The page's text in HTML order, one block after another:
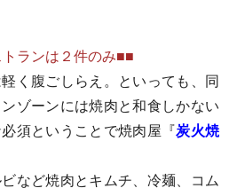
ランは２件のみ■■
く腹ごしらえ。といっても、同
ゾーンには焼肉と和食しかない
須ということで焼肉屋『炭火焼
など焼肉とキムチ、冷麺、コム